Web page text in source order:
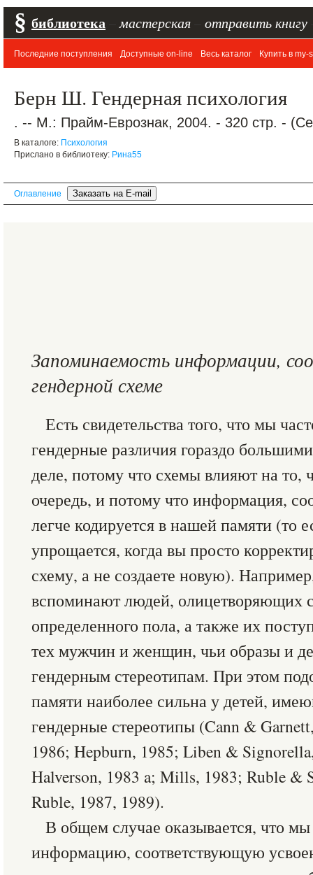
§ библиотека мастерская отправить книгу
Последние поступления Доступные on-line Весь каталог Купить в my-
Берн Ш. Гендерная психология
. -- М.: Прайм-Еврознак, 2004. - 320 стр. -
В каталоге: Психология
Прислано в библиотеку: Рина55
Оглавление
Запоминаемость информации,
гендерной схеме
Есть свидетельства того, что мы
гендерные различия гораздо
деле, потому что схемы влияют на то,
очередь, и потому что информация,
легче кодируется в нашей памяти (то
упрощается, когда вы просто
схему, а не создаете новую).
вспоминают людей, олицетворяющих
определенного пола, а также их
тех мужчин и женщин, чьи образы и
гендерным стереотипам. При этом
памяти наиболее сильна у детей,
гендерные стереотипы (Cann &
1986; Hepburn, 1985; Liben &
Halverson, 1983 a; Mills, 1983; Ruble &
Ruble, 1987, 1989).
В общем случае оказывается, что
информацию, соответствующую